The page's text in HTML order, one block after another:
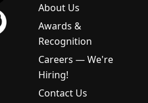
About Us
Awards &
Recognition
Careers — We're
Hiring!
Contact Us